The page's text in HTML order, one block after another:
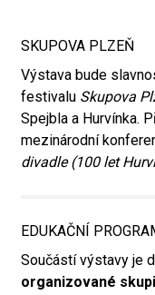
SKUPOVA PLZEŇ
Výstava bude
festivalu Skupova
Spejbla a Hurvínka.
mezinárodní
divadle (100 let
EDUKAČNÍ
Součástí výstavy je
organizované